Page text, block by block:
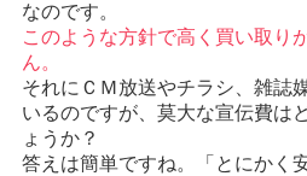
なのです。
このような方針で高く買い取り
ん。
それにＣＭ放送やチラシ、雑誌
いるのですが、莫大な宣伝費は
ょうか？
答えは簡単ですね。「とにかく